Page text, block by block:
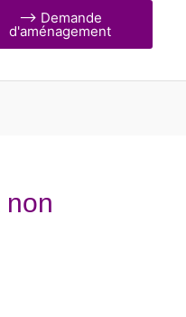
⟶ Demande
d'aménagement
non